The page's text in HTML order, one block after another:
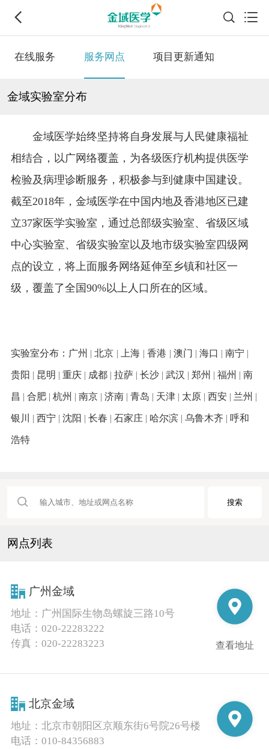
在线服务 服务网点 项目更新通知
金域实验室分布
金域医学始终坚持将自身发展与人民健康福祉
相结合，以广网络覆盖，为各级医疗机构提供医学
检验及病理诊断服务，积极参与到健康中国建设。
截至2018年，金域医学在中国内地及香港地区已建
立37家医学实验室，通过总部级实验室、省级区域
中心实验室、省级实验室以及地市级实验室四级网
点的设立，将上面服务网络延伸至乡镇和社区一
级，覆盖了全国90%以上人口所在的区域。
实验室分布： 广州 | 北京 | 上海 | 香港 | 澳门 | 海口 | 南宁 |
贵阳 | 昆明 | 重庆 | 成都 | 拉萨 | 长沙 | 武汉 | 郑州 | 福州 | 南
昌 | 合肥 | 杭州 | 南京 | 济南 | 青岛 | 天津 | 太原 | 西安 | 兰州 |
银川 | 西宁 | 沈阳 | 长春 | 石家庄 | 哈尔滨 | 乌鲁木齐 | 呼和
浩特
网点列表
广州金域
地址： 广州国际生物岛螺旋三路10号
电话： 020-22283222
传真： 020-22283223 查看地址
北京金域
地址： 北京市朝阳区京顺东街6号院26号楼
电话： 010-84356883